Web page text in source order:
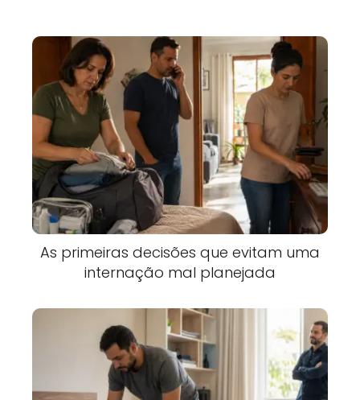
As primeiras decisões que evitam uma
internação mal planejada